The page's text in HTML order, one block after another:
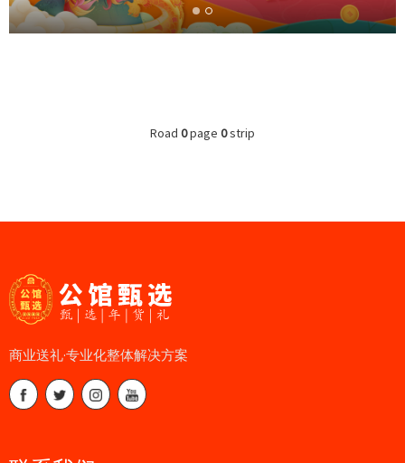
Road 0page 0strip
商业送礼·专业化整体解决方案